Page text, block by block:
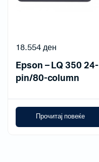
Epson – LQ 350 24-
pin/80-column
18.554ден
Прочитај повеќе